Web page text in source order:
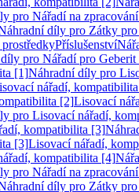
pro Nářadí na
díly pro Zátky
Příslušenství
pro Nářadí pro Geberit
[1]Náhradní díly pro
nářadí,
[2]Lisovací
pro Lisovací nářadí,
kompatibilita [3]
[3]Lisovací nářadí,
kompatibilita [4]
pro Nářadí na
díly pro Zátky